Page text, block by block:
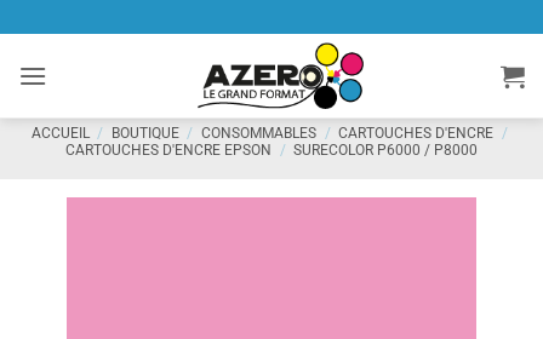
contenu
ACCUEIL / BOUTIQUE / CONSOMMABLES / CARTOUCHES D'ENCRE /
CARTOUCHES D'ENCRE EPSON
/ SURECOLOR P6000 / P8000